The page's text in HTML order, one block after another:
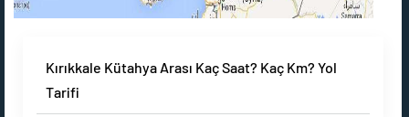
Kırıkkale Kütahya Arası Kaç Saat? Kaç Km? Yol
Tarifi